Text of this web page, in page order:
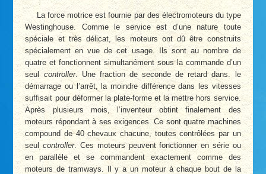
La force motrice est fournie par des électromoteurs du type
Westinghouse. Comme le service est d’une nature toute
spéciale et très délicat, les moteurs ont dû être construits
spécialement en vue de cet usage. Ils sont au nombre de
quatre et fonctionnent simultanément sous la commande d’un
seul controller. Une fraction de seconde de retard dans. le
démarrage ou l’arrêt, la moindre différence dans les vitesses
suffisait pour déformer la plate-forme et la mettre hors service.
Après plusieurs mois, l’inventeur obtint finalement des
moteurs répondant à ses exigences. Ce sont quatre machines
compound de 40 chevaux chacune, toutes contrôlées par un
seulcontroller. Ces moteurs peuvent fonctionner en série ou
en parallèle et se commandent exactement comme des
moteurs de tramways. Il y a un moteur à chaque bout de la